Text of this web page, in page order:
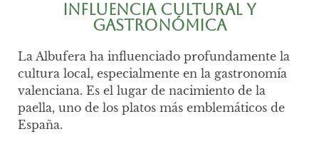
Influencia Cultural y
Gastronómica
La Albufera ha influenciado profundamente la
cultura local, especialmente en la gastronomía
valenciana. Es el lugar de nacimiento de la
paella, uno de los platos más emblemáticos de
España.